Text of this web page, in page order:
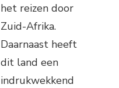
het reizen door
Zuid-Afrika.
Daarnaast heeft
dit land een
indrukwekkend